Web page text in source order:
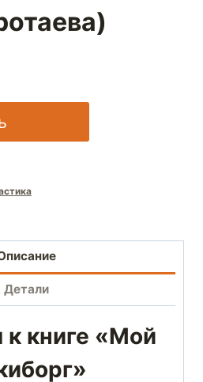
Детали
к книге «Мой